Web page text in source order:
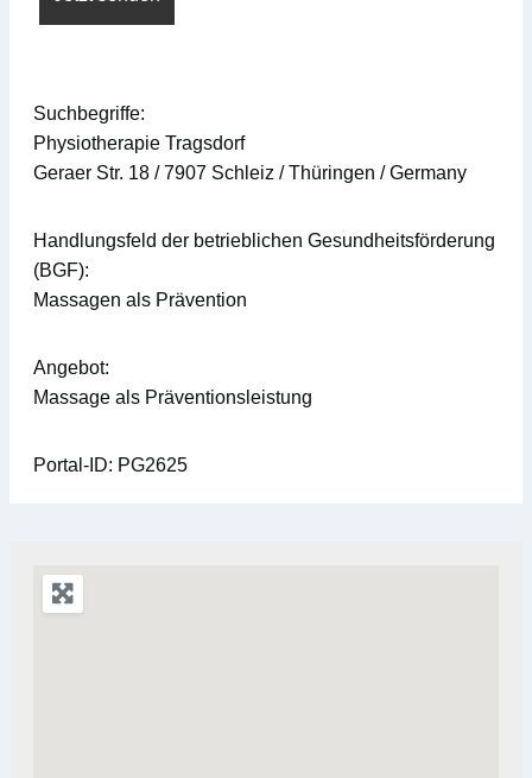
Suchbegriffe:
Physiotherapie Tragsdorf
Geraer Str. 18 / 7907 Schleiz / Thüringen / Germany
Handlungsfeld der betrieblichen Gesundheitsförderung
(BGF):
Massagen als Prävention
Angebot:
Massage als Präventionsleistung
Portal-ID: PG2625